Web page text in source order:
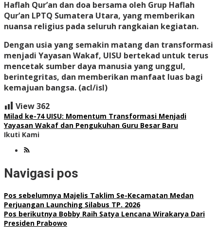
Haflah Qur’an dan doa bersama oleh Grup Haflah
Qur’an LPTQ Sumatera Utara, yang memberikan
nuansa religius pada seluruh rangkaian kegiatan.​
Dengan usia yang semakin matang dan transformasi
menjadi Yayasan Wakaf, UISU bertekad untuk terus
mencetak sumber daya manusia yang unggul,
berintegritas, dan memberikan manfaat luas bagi
kemajuan bangsa. (acl/isl)
View362
Milad ke-74 UISU: Momentum Transformasi Menjadi
Yayasan Wakaf dan Pengukuhan Guru Besar Baru
Ikuti Kami
Navigasi pos
Pos sebelumnya Majelis Taklim Se-Kecamatan Medan
Perjuangan Launching Silabus TP. 2026
Pos berikutnya Bobby Raih Satya Lencana Wirakarya Dari
Presiden Prabowo